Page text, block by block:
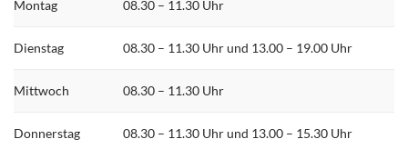
Montag 08.30 – 11.30 Uhr
Dienstag 08.30 – 11.30 Uhr und 13.00 – 19.00 Uhr
Mittwoch 08.30 – 11.30 Uhr
Donnerstag 08.30 – 11.30 Uhr und 13.00 – 15.30 Uhr